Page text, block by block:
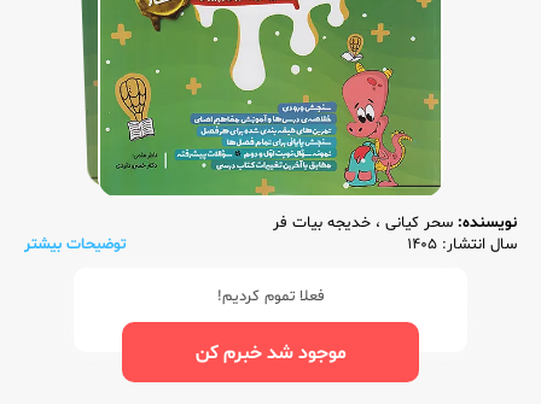
نویسنده: سحر کیانی ، خدیجه بیات فر
سال انتشار: 1405
توضیحات بیشتر
فعلا تموم کردیم!
موجود شد خبرم کن